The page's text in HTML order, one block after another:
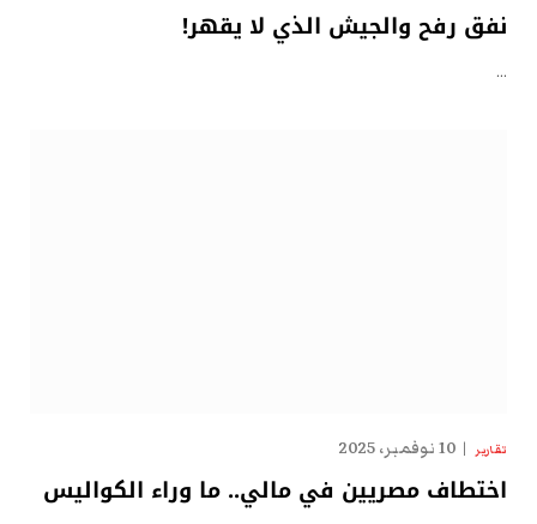
نفق رفح والجيش الذي لا يقهر!
…
تقارير 10 نوفمبر، 2025
اختطاف مصريين في مالي.. ما وراء الكواليس